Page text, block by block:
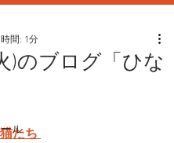
ル
)のブログ「ひな
間: 1分
たち